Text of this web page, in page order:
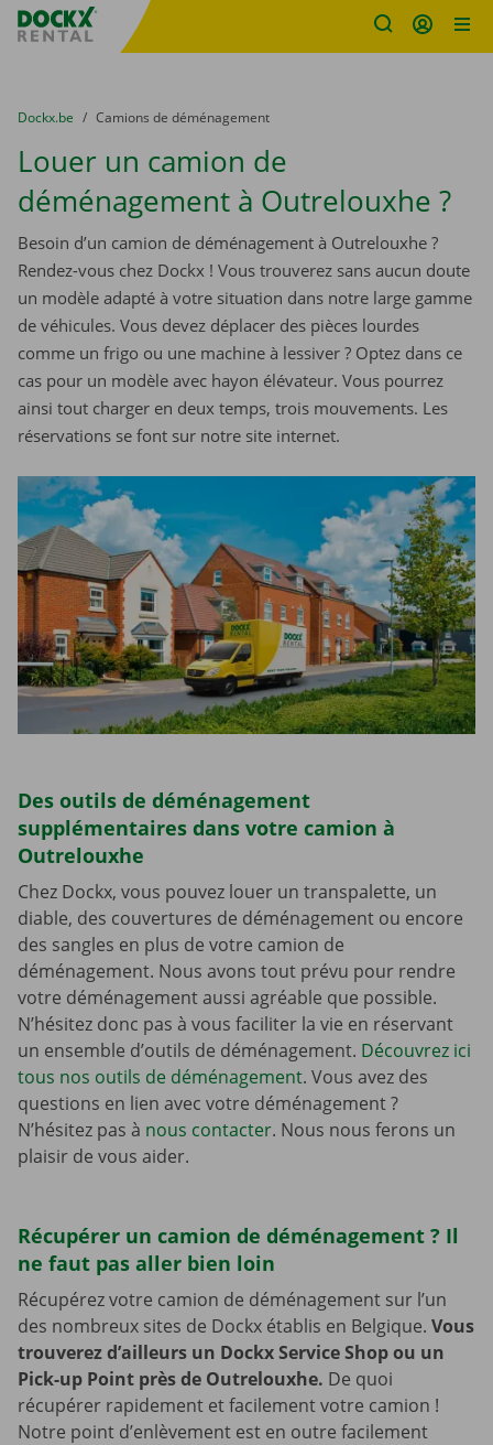
sitename
You are here:
du
Dockx.be to
Camions de déménagement
Louer un camion de
déménagement à Outrelouxhe ?
Besoin d’un camion de déménagement à Outrelouxhe ?
Rendez-vous chez Dockx ! Vous trouverez sans aucun doute
un modèle adapté à votre situation dans notre large gamme
de véhicules. Vous devez déplacer des pièces lourdes
comme un frigo ou une machine à lessiver ? Optez dans ce
cas pour un modèle avec hayon élévateur. Vous pourrez
ainsi tout charger en deux temps, trois mouvements. Les
réservations se font sur notre site internet.
Des outils de déménagement
supplémentaires dans votre camion à
Outrelouxhe
Chez Dockx, vous pouvez louer un transpalette, un
diable, des couvertures de déménagement ou encore
des sangles en plus de votre camion de
déménagement. Nous avons tout prévu pour rendre
votre déménagement aussi agréable que possible.
N’hésitez donc pas à vous faciliter la vie en réservant
un ensemble d’outils de déménagement. Découvrez ici
tous nos outils de déménagement. Vous avez des
questions en lien avec votre déménagement ?
N’hésitez pas à nous contacter. Nous nous ferons un
plaisir de vous aider.
Récupérer un camion de déménagement ? Il
ne faut pas aller bien loin
Récupérez votre camion de déménagement sur l’un
des nombreux sites de Dockx établis en Belgique. Vous
trouverez d’ailleurs un Dockx Service Shop ou un
Pick-up Point près de Outrelouxhe. De quoi
récupérer rapidement et facilement votre camion !
Notre point d’enlèvement est en outre facilement